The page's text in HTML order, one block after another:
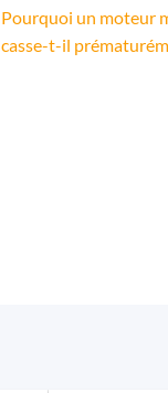
Pourquoi un moteur
casse-t-il